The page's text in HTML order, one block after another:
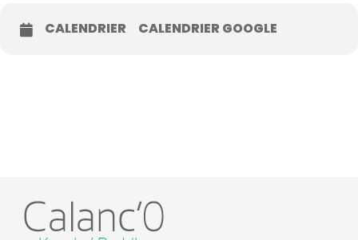
CALENDRIER CALENDRIER GOOGLE